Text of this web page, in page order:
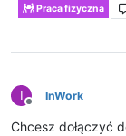
Praca fizyczna
I
Niedostępny
InWork
Chcesz dołączyć